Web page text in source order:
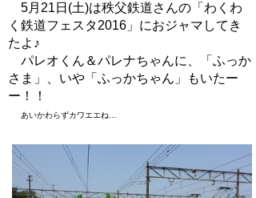
5月21日(土)は秩父鉄道さんの「わくわ
く鉄道フェスタ2016」におジャマしてき
たよ♪
パレオくん＆パレナちゃんに、「ふっか
さま」、いや「ふっかちゃん」もいたー
ー！！
あいかわらずカワエエね…